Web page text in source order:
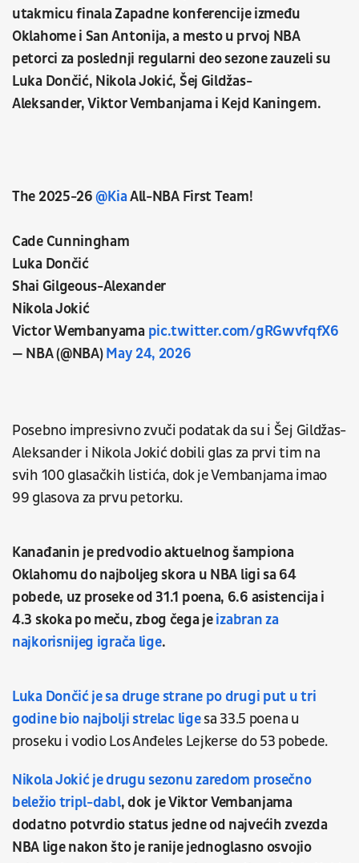
utakmicu finala Zapadne konferencije između
Oklahome i San Antonija, a mesto u prvoj NBA
petorci za poslednji regularni deo sezone zauzeli su
Luka Dončić, Nikola Jokić, Šej Gildžas-
Aleksander, Viktor Vembanjama i Kejd Kaningem.
The 2025-26@KiaAll-NBA First Team!
Cade Cunningham
Luka Dončić
Shai Gilgeous-Alexander
Nikola Jokić
Victor Wembanyama pic.twitter.com/gRGwvfqfX6
— NBA (@NBA)May 24, 2026
Posebno impresivno zvuči podatak da su i Šej Gildžas-
Aleksander i Nikola Jokić dobili glas za prvi tim na
svih 100 glasačkih listića, dok je Vembanjama imao
99 glasova za prvu petorku.
Kanađanin je predvodio aktuelnog šampiona
Oklahomu do najboljeg skora u NBA ligi sa 64
pobede, uz proseke od 31.1 poena, 6.6 asistencija i
4.3 skoka po meču, zbog čega jeizabran za
najkorisnijeg igrača lige.
Luka Dončić je sa druge strane po drugi put u tri
godine bio najbolji strelac ligesa 33.5 poena u
proseku i vodio Los Anđeles Lejkerse do 53 pobede.
Nikola Jokić je drugu sezonu zaredom prosečno
beležio tripl-dabl, dok je Viktor Vembanjama
dodatno potvrdio status jedne od najvećih zvezda
NBA lige nakon što je ranije jednoglasno osvojio